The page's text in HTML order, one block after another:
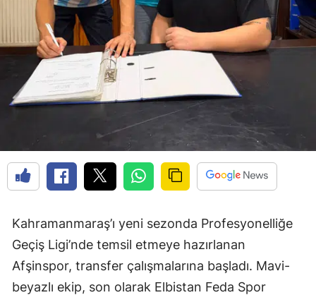
Kahramanmaraş’ı yeni sezonda Profesyonelliğe
Geçiş Ligi’nde temsil etmeye hazırlanan
Afşinspor, transfer çalışmalarına başladı. Mavi-
beyazlı ekip, son olarak Elbistan Feda Spor